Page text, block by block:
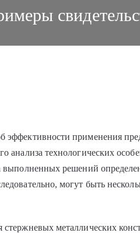
применения
анализа технологических
выполненных решений
могут быть
металлических